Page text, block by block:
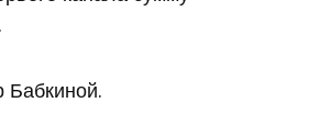
Бабкиной.